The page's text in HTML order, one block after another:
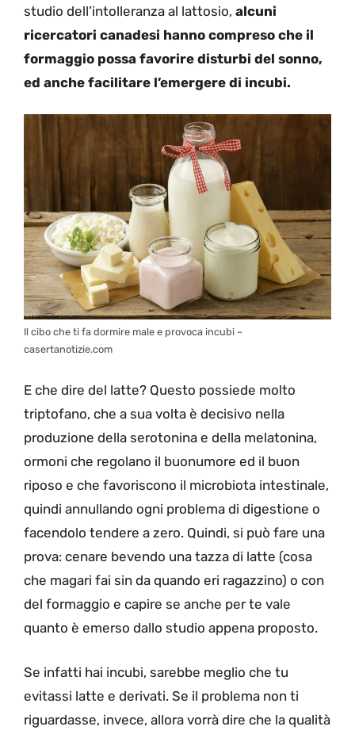
studio dell’intolleranza al lattosio, alcuni
ricercatori canadesi hanno compreso che il
formaggio possa favorire disturbi del sonno,
ed anche facilitare l’emergere di incubi.
Il cibo che ti fa dormire male e provoca incubi –
casertanotizie.com
E che dire del latte? Questo possiede molto
triptofano, che a sua volta è decisivo nella
produzione della serotonina e della melatonina,
ormoni che regolano il buonumore ed il buon
riposo e che favoriscono il microbiota intestinale,
quindi annullando ogni problema di digestione o
facendolo tendere a zero. Quindi, si può fare una
prova: cenare bevendo una tazza di latte (cosa
che magari fai sin da quando eri ragazzino) o con
del formaggio e capire se anche per te vale
quanto è emerso dallo studio appena proposto.
Se infatti hai incubi, sarebbe meglio che tu
evitassi latte e derivati. Se il problema non ti
riguardasse, invece, allora vorrà dire che la qualità